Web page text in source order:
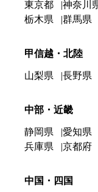
東京都 神奈川
栃木県
群馬県
甲信越・北陸
山梨県 長野県
中部・近畿
静岡県 愛知県
兵庫県
京都府
中国・四国